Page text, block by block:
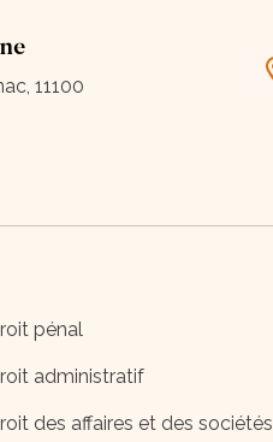
11100
pénal
administratif
des affaires et des sociétés